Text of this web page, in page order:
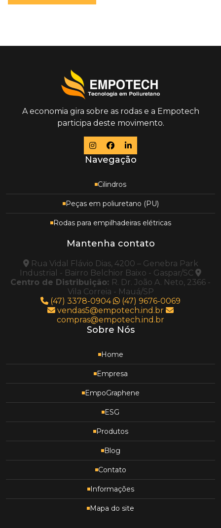
A economia gira sobre as rodas e a Empotech
participa deste movimento.
Navegação
Cilindros
Peças em poliuretano (PU)
Rodas para empilhadeiras elétricas
Mantenha contato
Rua Vidal Flávio Dias, 4200 – Genebra Park
Industrial - Bairro Belchior Baixo - Gaspar/SC
Centro de Distribuição: R. Dr. João A. Neto, 2366 -
Vila Correia - Mauá/SP
(47) 3378-0904
(47) 9676-0069
vendas5@empotech.ind.br
compras@empotech.ind.br
Sobre Nós
Home
Empresa
EmpoGraphene
ESG
Produtos
Blog
Contato
Informações
Mapa do site